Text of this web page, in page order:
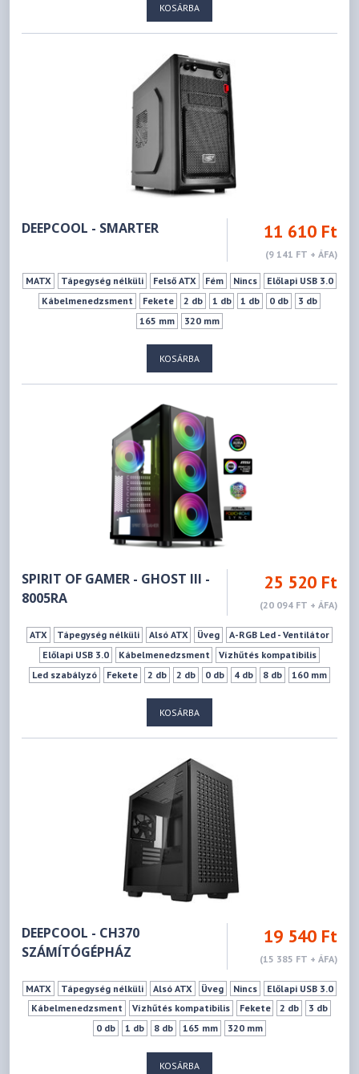
KOSÁRBA
DEEPCOOL - SMARTER 11 610 Ft
(9 141 FT + ÁFA)
MATX Tápegység nélküli Felső ATX Fém Nincs
Előlapi USB 3.0
Kábelmenedzsment
Fekete 2 db 1 db 1 db 0 db
3 db
165 mm
320 mm
KOSÁRBA
SPIRIT OF GAMER - GHOST III -
8005RA
25 520 Ft
(20 094 FT + ÁFA)
ATX Tápegység nélküli Alsó ATX Üveg
A-RGB Led - Ventilátor
Előlapi USB 3.0
Kábelmenedzsment
Vízhűtés kompatibilis
Led szabályzó
Fekete 2 db 2 db 0 db 4 db 8 db
160 mm
KOSÁRBA
DEEPCOOL - CH370
SZÁMÍTÓGÉPHÁZ
19 540 Ft
(15 385 FT + ÁFA)
MATX Tápegység nélküli Alsó ATX Üveg Nincs
Előlapi USB 3.0
Kábelmenedzsment
Vízhűtés kompatibilis Fekete 2 db
3 db
0 db
1 db 8 db 165 mm 320 mm
KOSÁRBA